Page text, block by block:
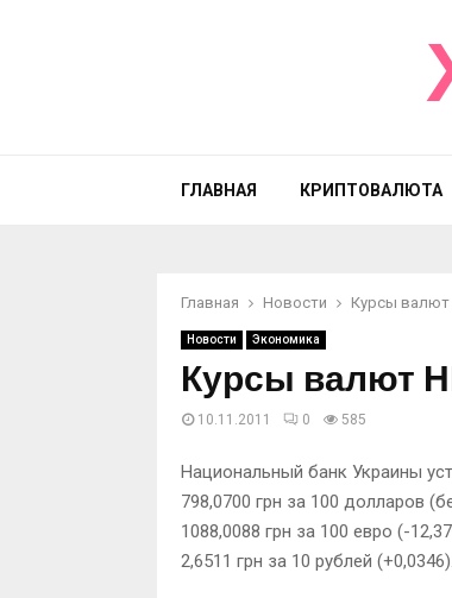
ГЛАВНАЯ КРИПТОВАЛЮТА
Главная Новости Курсы валют
Новости Экономика
Курсы валют
10.11.2011 0 585
Национальный банк Украины
798,0700 грн за 100 долларов
1088,0088 грн за 100 евро (-
2,6511 грн за 10 рублей (+0,0346).